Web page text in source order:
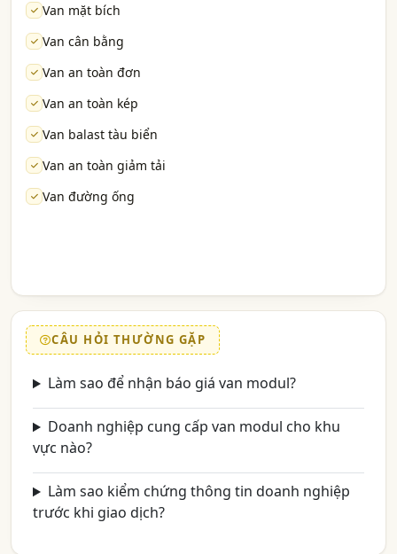
Van mặt bích
Van cân bằng
Van an toàn đơn
Van an toàn kép
Van balast tàu biển
Van an toàn giảm tải
Van đường ống
CÂU HỎI THƯỜNG GẶP
Làm sao để nhận báo giá van modul?
Doanh nghiệp cung cấp van modul cho khu
vực nào?
Làm sao kiểm chứng thông tin doanh nghiệp
trước khi giao dịch?